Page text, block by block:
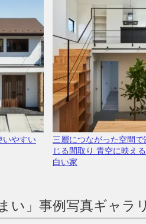
いやすい
三層につながった空間
じる間取り 青空に映え
白い家
い」事例写真ギャラ